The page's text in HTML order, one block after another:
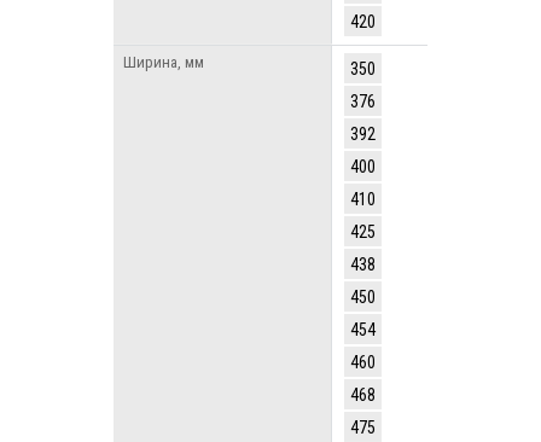
420
Ширина, мм
350
376
392
400
410
425
438
450
454
460
468
475